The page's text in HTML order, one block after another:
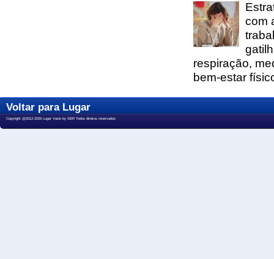
com
respiração,
bem-estar
Voltar para Lugar
Copyright @2012-2026 Lugar Vazio by SBR Todos direitos reservados